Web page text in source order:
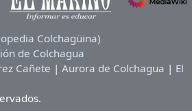
Colchagüina)
de Colchagua
Cañete | Aurora de Colchagua | El